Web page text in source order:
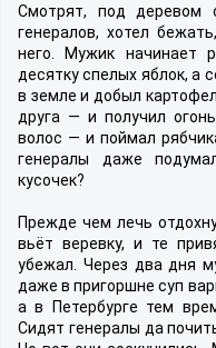
Смотрят, под деревом
генералов, хотел
него. Мужик начинает
десятку спелых яблок, а
в земле и добыл
друга — и получил
волос — и поймал
генералы даже
кусочек?
Прежде чем лечь
вьёт веревку, и те
убежал. Через два дня
даже в пригоршне суп
а в Петербурге тем
Сидят генералы да